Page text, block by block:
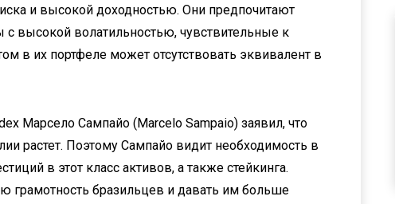
и высокой доходностью. Они предпочитают
высокой волатильностью, чувствительные к
в их портфеле может отсутствовать эквивалент в
Марсело Сампайо (Marcelo Sampaio) заявил, что
растет. Поэтому Сампайо видит необходимость в
в этот класс активов, а также стейкинга.
грамотность бразильцев и давать им больше